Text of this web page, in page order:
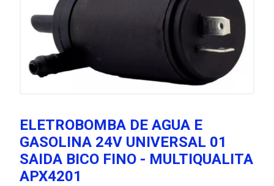
ELETROBOMBA DE AGUA E
GASOLINA 24V UNIVERSAL 01
SAIDA BICO FINO - MULTIQUALITA
APX4201